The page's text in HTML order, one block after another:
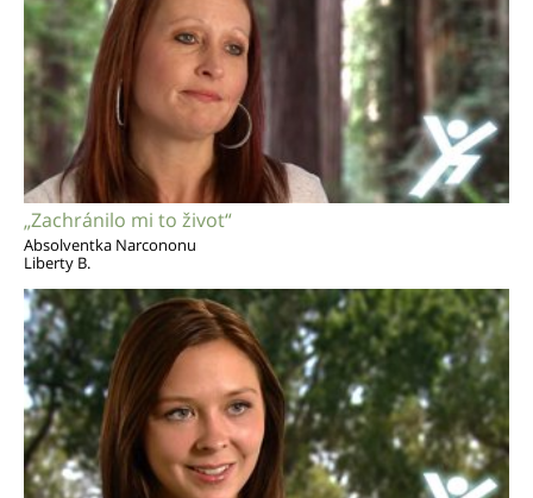
„Zachránilo mi to život“
Absolventka Narcononu
Liberty B.